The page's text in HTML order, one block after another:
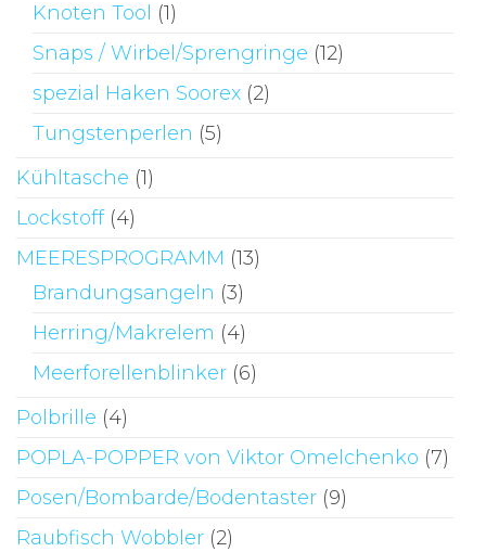
Knoten Tool (1)
Snaps / Wirbel/Sprengringe (12)
spezial Haken Soorex (2)
Tungstenperlen (5)
Kühltasche (1)
Lockstoff (4)
MEERESPROGRAMM (13)
Brandungsangeln (3)
Herring/Makrelem (4)
Meerforellenblinker (6)
Polbrille (4)
POPLA-POPPER von Viktor Omelchenko (7)
Posen/Bombarde/Bodentaster (9)
Raubfisch Wobbler (2)